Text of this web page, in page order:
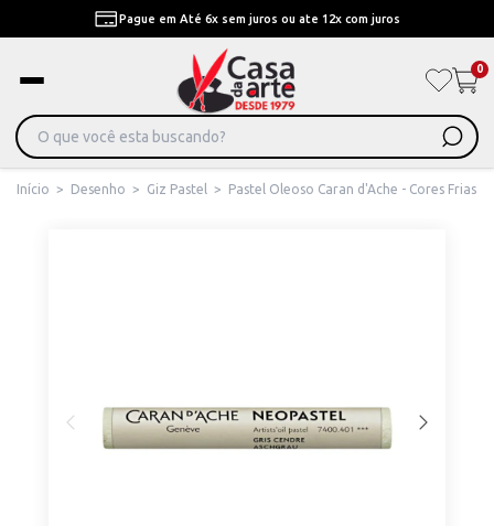
Pague em Até 6x sem juros ou ate 12x com juros
0
Início > Desenho > Giz Pastel > Pastel Oleoso Caran d'Ache - Cores Frias